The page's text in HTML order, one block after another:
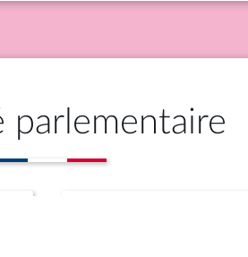
parlementaire